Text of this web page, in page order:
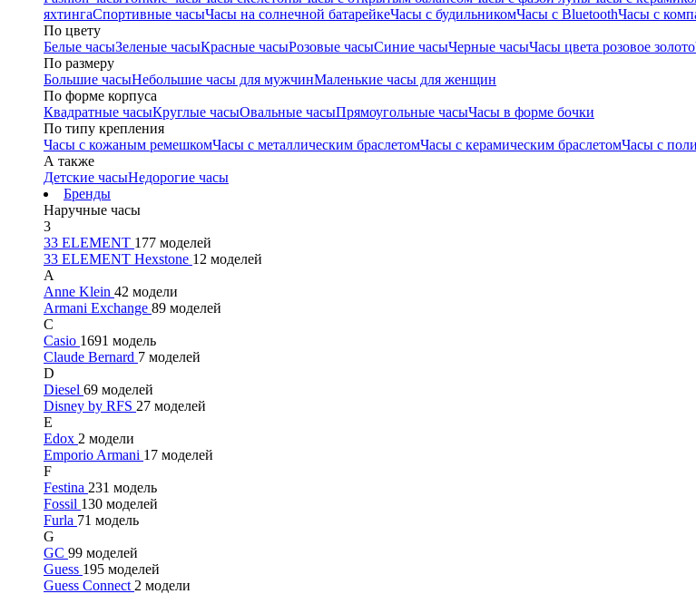
яхтингаСпортивные часыЧасы на солнечной батарейкеЧасы с будильникомЧасы с BluetoothЧасы с
По цвету
Белые часыЗеленые часыКрасные часыРозовые часыСиние часыЧерные часыЧасы цвета розовое золото
По размеру
Большие часыНебольшие часы для мужчинМаленькие часы для женщин
По форме корпуса
Квадратные часыКруглые часыОвальные часыПрямоугольные часыЧасы в форме бочки
По типу крепления
Часы с кожаным ремешкомЧасы с металлическим браслетомЧасы с керамическим браслетомЧасы с
А также
Детские часыНедорогие часы
Бренды
Наручные часы
3
33 ELEMENT 177 моделей
33 ELEMENT Hexstone 12 моделей
A
Anne Klein 42 модели
Armani Exchange 89 моделей
C
Casio 1691 модель
Claude Bernard 7 моделей
D
Diesel 69 моделей
Disney by RFS 27 моделей
E
Edox 2 модели
Emporio Armani 17 моделей
F
Festina 231 модель
Fossil 130 моделей
Furla 71 модель
G
GC 99 моделей
Guess 195 моделей
Guess Connect 2 модели